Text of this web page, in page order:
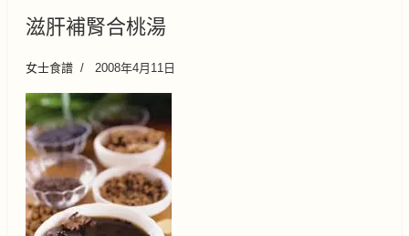
滋肝補腎合桃湯
女士食譜 2008年4月11日